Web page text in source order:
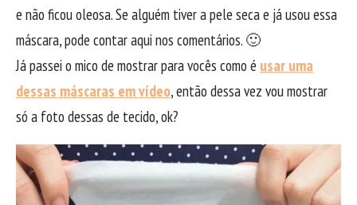
e não ficou oleosa. Se alguém tiver a pele seca e já usou essa
máscara, pode contar aqui nos comentários. 🙂
Já passei o mico de mostrar para vocês como é usar uma
dessas máscaras em vídeo, então dessa vez vou mostrar
só a foto dessas de tecido, ok?